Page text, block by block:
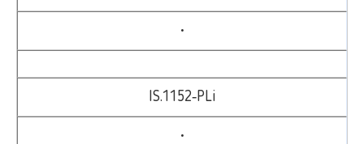
•
IS.1152‑PLi
•